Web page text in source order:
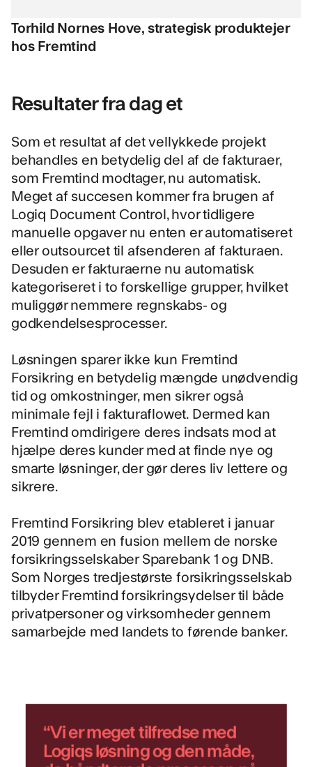
Torhild Nornes Hove, strategisk produktejer
hos Fremtind
Resultater fra dag et
Som et resultat af det vellykkede projekt
behandles en betydelig del af de fakturaer,
som Fremtind modtager, nu automatisk.
Meget af succesen kommer fra brugen af
Logiq Document Control, hvor tidligere
manuelle opgaver nu enten er automatiseret
eller outsourcet til afsenderen af fakturaen.
Desuden er fakturaerne nu automatisk
kategoriseret i to forskellige grupper, hvilket
muliggør nemmere regnskabs- og
godkendelsesprocesser.
Løsningen sparer ikke kun Fremtind
Forsikring en betydelig mængde unødvendig
tid og omkostninger, men sikrer også
minimale fejl i fakturaflowet. Dermed kan
Fremtind omdirigere deres indsats mod at
hjælpe deres kunder med at finde nye og
smarte løsninger, der gør deres liv lettere og
sikrere.
Fremtind Forsikring blev etableret i januar
2019 gennem en fusion mellem de norske
forsikringsselskaber Sparebank 1 og DNB.
Som Norges tredjestørste forsikringsselskab
tilbyder Fremtind forsikringsydelser til både
privatpersoner og virksomheder gennem
samarbejde med landets to førende banker.
“Vi er meget tilfredse med
Logiqs løsning og den måde,